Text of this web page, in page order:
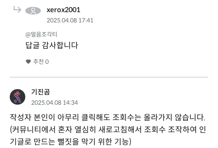
xerox2001
2025.04.08 17:41
@얼음조각티
답글 감사합니다
추천 0
기진곰
2025.04.08 14:34
작성자 본인이 아무리 클릭해도 조회수는 올라가지 않습니다.
(커뮤니티에서 혼자 열심히 새로고침해서 조회수 조작하여 인
기글로 만드는 뻘짓을 막기 위한 기능)